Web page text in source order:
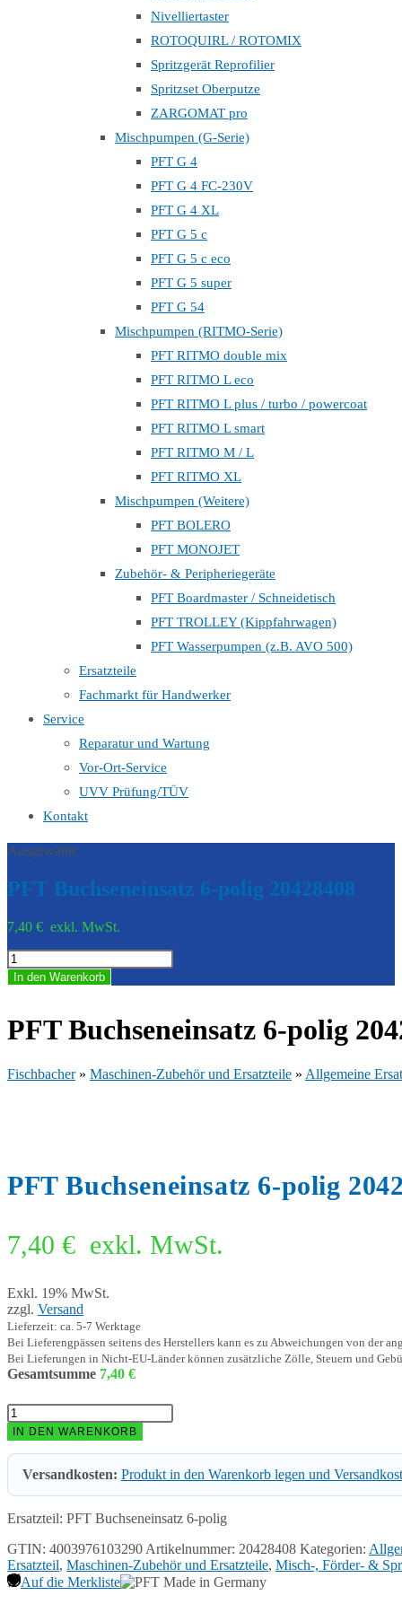
Nivelliertaster
ROTOQUIRL / ROTOMIX
Spritzgerät Reprofilier
Spritzset Oberputze
ZARGOMAT pro
Mischpumpen (G-Serie)
PFT G 4
PFT G 4 FC-230V
PFT G 4 XL
PFT G 5 c
PFT G 5 c eco
PFT G 5 super
PFT G 54
Mischpumpen (RITMO-Serie)
PFT RITMO double mix
PFT RITMO L eco
PFT RITMO L plus / turbo / powercoat
PFT RITMO L smart
PFT RITMO M / L
PFT RITMO XL
Mischpumpen (Weitere)
PFT BOLERO
PFT MONOJET
Zubehör- & Peripheriegeräte
PFT Boardmaster / Schneidetisch
PFT TROLLEY (Kippfahrwagen)
PFT Wasserpumpen (z.B. AVO 500)
Ersatzteile
Fachmarkt für Handwerker
Service
Reparatur und Wartung
Vor-Ort-Service
UVV Prüfung/TÜV
Kontakt
Ausgewählt:
PFT Buchseneinsatz 6-polig 20428408
7,40 € exkl. MwSt.
PFT
Buchseneinsatz
6-
20428408
Menge
In den Warenkorb
PFT Buchseneinsatz 6-polig
Fischbacher» Maschinen-Zubehör und Ersatzteile » Allgemeine
PFT Buchseneinsatz 6-polig
7,40 € exkl. MwSt.
Exkl. 19% MwSt.
zzgl. Versand
Lieferzeit: ca. 5-7 Werktage
Bei Lieferengpässen seitens des Herstellers kann es zu Abweichungen von der
Bei Lieferungen in Nicht-EU-Länder können zusätzliche Zölle, Steuern und
Gesamtsumme 7,40 €
PFT
Buchseneinsatz
6-
polig
20428408
Menge
IN DEN WARENKORB
Versandkosten: Produkt in den Warenkorb legen und
Ersatzteil: PFT Buchseneinsatz 6-polig
GTIN: 4003976103290 Artikelnummer: 20428408 Kategorien:
Ersatzteil, Maschinen-Zubehör und Ersatzteile, Misch-, Förder- &
Auf die Merkliste